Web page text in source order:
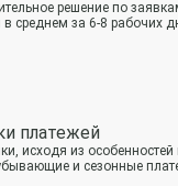
решение по
среднем за 6-8 рабочих
платежей
исходя из особенностей
и сезонные